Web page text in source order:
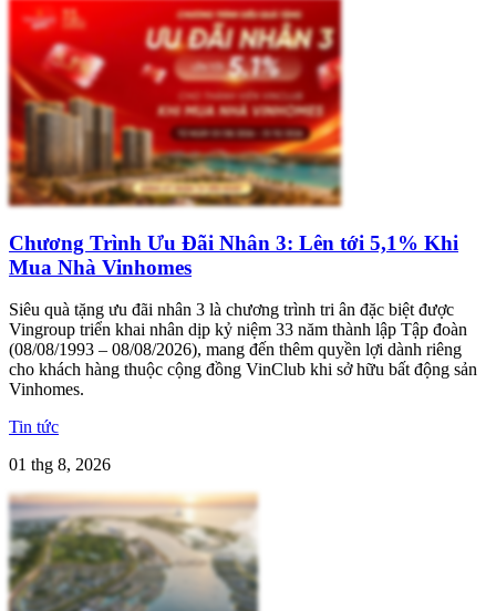
Chương Trình Ưu Đãi Nhân 3: Lên tới 5,1% Khi
Mua Nhà Vinhomes
Siêu quà tặng ưu đãi nhân 3 là chương trình tri ân đặc biệt được
Vingroup triển khai nhân dịp kỷ niệm 33 năm thành lập Tập đoàn
(08/08/1993 – 08/08/2026), mang đến thêm quyền lợi dành riêng
cho khách hàng thuộc cộng đồng VinClub khi sở hữu bất động sản
Vinhomes.
Tin tức
01 thg 8, 2026